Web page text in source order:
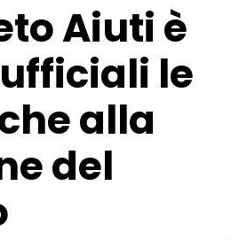
Aiuti è
le
alla
del